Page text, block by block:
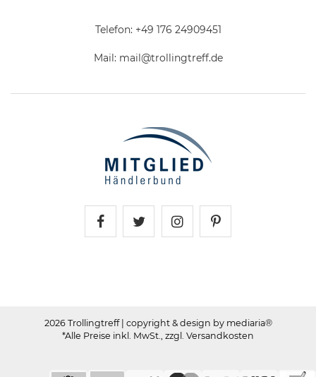
Telefon: +49 176 24909451
Mail: mail@trollingtreff.de
2026 Trollingtreff | copyright & design by mediaria®
*Alle Preise inkl. MwSt., zzgl. Versandkosten